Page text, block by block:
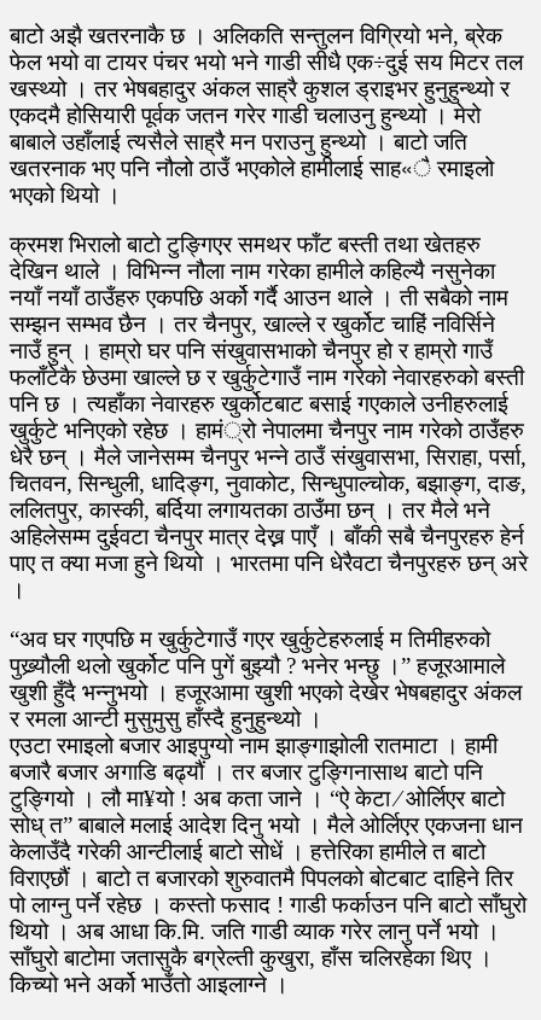
बाटो अझै खतरनाकै छ । अलिकति सन्तुलन विग्रियो भने, ब्रेक
फेल भयो वा टायर पंचर भयो भने गाडी सीधै एक÷दुई सय मिटर तल
खस्थ्यो । तर भेषबहादुर अंकल साह्रै कुशल ड्राइभर हुनुहुन्थ्यो र
एकदमै होसियारी पूर्वक जतन गरेर गाडी चलाउनु हुन्थ्यो । मेरो
बाबाले उहाँलाई त्यसैले साह्रै मन पराउनु हुन्थ्यो । बाटो जति
खतरनाक भए पनि नौलो ठाउँ भएकोले हामीलाई साह«ै रमाइलो
भएको थियो ।
क्रमश भिरालो बाटो टुङ्गिएर समथर फाँट बस्ती तथा खेतहरु
देखिन थाले । विभिन्न नौला नाम गरेका हामीले कहिल्यै नसुनेका
नयाँ नयाँ ठाउँहरु एकपछि अर्को गर्दै आउन थाले । ती सबैको नाम
सम्झन सम्भव छैन । तर चैनपुर, खाल्ले र खुर्कोट चाहिं नविर्सिने
नाउँ हुन् । हाम्रो घर पनि संखुवासभाको चैनपुर हो र हाम्रो गाउँ
फलाँटेकै छेउमा खाल्ले छ र खुर्कुटेगाउँ नाम गरेको नेवारहरुको बस्ती
पनि छ । त्यहाँका नेवारहरु खुर्कोटबाट बसाई गएकाले उनीहरुलाई
खुर्कुटे भनिएको रहेछ । हामं्रो नेपालमा चैनपुर नाम गरेको ठाउँहरु
धेरै छन् । मैले जानेसम्म चैनपुर भन्ने ठाउँ संखुवासभा, सिराहा, पर्सा,
चितवन, सिन्धुली, धादिङ्ग, नुवाकोट, सिन्धुपाल्चोक, बझाङ्ग, दाङ,
ललितपुर, कास्की, बर्दिया लगायतका ठाउँमा छन् । तर मैले भने
अहिलेसम्म दुईवटा चैनपुर मात्र देख्न पाएँ । बाँकी सबै चैनपुरहरु हेर्न
पाए त क्या मजा हुने थियो । भारतमा पनि धेरैवटा चैनपुरहरु छन् अरे
।
“अव घर गएपछि म खुर्कुटेगाउँ गएर खुर्कुटेहरुलाई म तिमीहरुको
पुख्र्यौली थलो खुर्कोट पनि पुगें बुझ्यौ ? भनेर भन्छु ।” हजूरआमाले
खुशी हुँदै भन्नुभयो । हजूरआमा खुशी भएको देखेर भेषबहादुर अंकल
र रमला आन्टी मुसुमुसु हाँस्दै हुनुहुन्थ्यो ।
एउटा रमाइलो बजार आइपुग्यो नाम झाङ्गाझोली रातमाटा । हामी
बजारै बजार अगाडि बढ्यौं । तर बजार टुङ्गिनासाथ बाटो पनि
टुङ्गियो । लौ मा¥यो ! अब कता जाने । “ऐ केटा ∕ ओर्लिएर बाटो
सोध् त” बाबाले मलाई आदेश दिनु भयो । मैले ओर्लिएर एकजना धान
केलाउँदै गरेकी आन्टीलाई बाटो सोधें । हत्तेरिका हामीले त बाटो
विराएछौं । बाटो त बजारको शुरुवातमै पिपलको बोटबाट दाहिने तिर
पो लाग्नु पर्ने रहेछ । कस्तो फसाद ! गाडी फर्काउन पनि बाटो साँघुरो
थियो । अब आधा कि.मि. जति गाडी व्याक गरेर लानु पर्ने भयो ।
साँघुरो बाटोमा जतासुकै बग्रेल्ती कुखुरा, हाँस चलिरहेका थिए ।
किच्यो भने अर्को भाउँतो आइलाग्ने ।